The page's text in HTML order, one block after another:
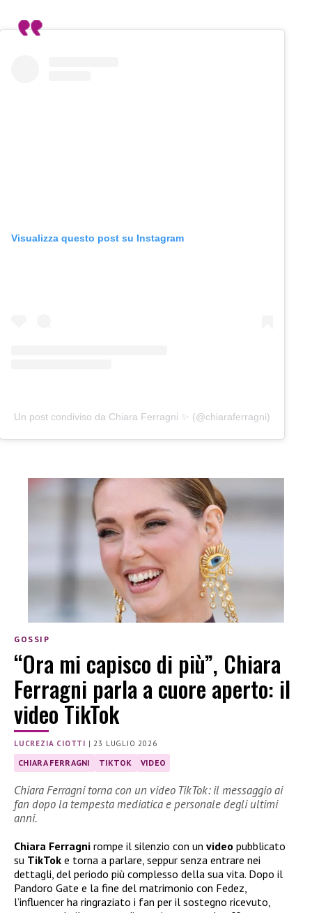
Visualizza questo post su Instagram
Un post condiviso da Chiara Ferragni ✨ (@chiaraferragni)
GOSSIP
“Ora mi capisco di più”, Chiara
Ferragni parla a cuore aperto: il
video TikTok
LUCREZIA CIOTTI | 23 LUGLIO 2026
CHIARA FERRAGNI TIKTOK VIDEO
Chiara Ferragni torna con un video TikTok: il messaggio ai
fan dopo la tempesta mediatica e personale degli ultimi
anni.
Chiara Ferragni rompe il silenzio con un video pubblicato
su TikTok e torna a parlare, seppur senza entrare nei
dettagli, del periodo più complesso della sua vita. Dopo il
Pandoro Gate e la fine del matrimonio con Fedez,
l’influencer ha ringraziato i fan per il sostegno ricevuto,